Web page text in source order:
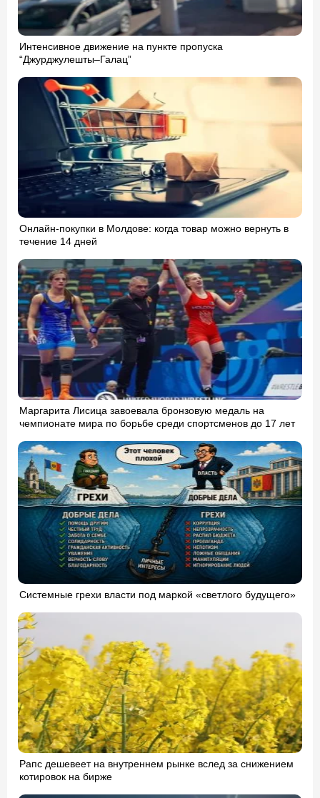
Интенсивное движение на пункте пропуска
“Джурджулешты–Галац”
Онлайн-покупки в Молдове: когда товар можно вернуть в
течение 14 дней
Маргарита Лисица завоевала бронзовую медаль на
чемпионате мира по борьбе среди спортсменов до 17 лет
Системные грехи власти под маркой «светлого будущего»
Рапс дешевеет на внутреннем рынке вслед за снижением
котировок на бирже